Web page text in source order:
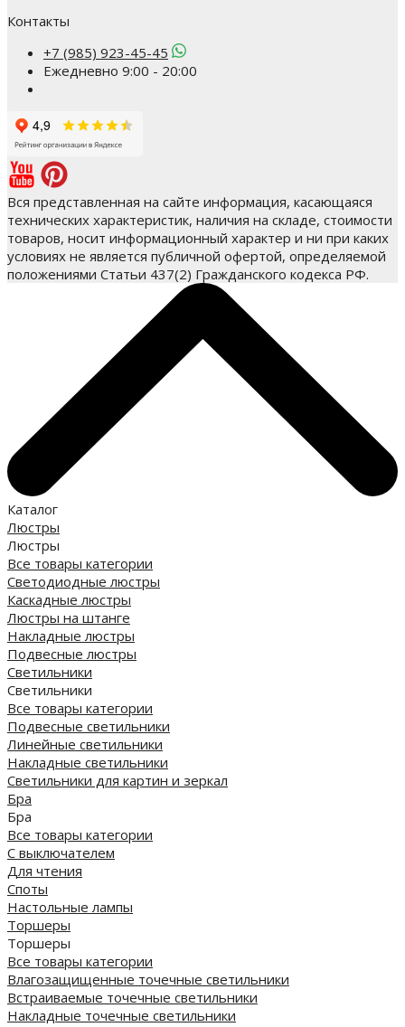
Контакты
+7 (985) 923-45-45
Ежедневно 9:00 - 20:00
Вся представленная на сайте информация, касающаяся
технических характеристик, наличия на складе, стоимости
товаров, носит информационный характер и ни при каких
условиях не является публичной офертой, определяемой
положениями Статьи 437(2) Гражданского кодекса РФ.
Каталог
Люстры
Люстры
Все товары категории
Светодиодные люстры
Каскадные люстры
Люстры на штанге
Накладные люстры
Подвесные люстры
Светильники
Светильники
Все товары категории
Подвесные светильники
Линейные светильники
Накладные светильники
Светильники для картин и зеркал
Бра
Бра
Все товары категории
С выключателем
Для чтения
Споты
Настольные лампы
Торшеры
Торшеры
Все товары категории
Влагозащищенные точечные светильники
Встраиваемые точечные светильники
Накладные точечные светильники